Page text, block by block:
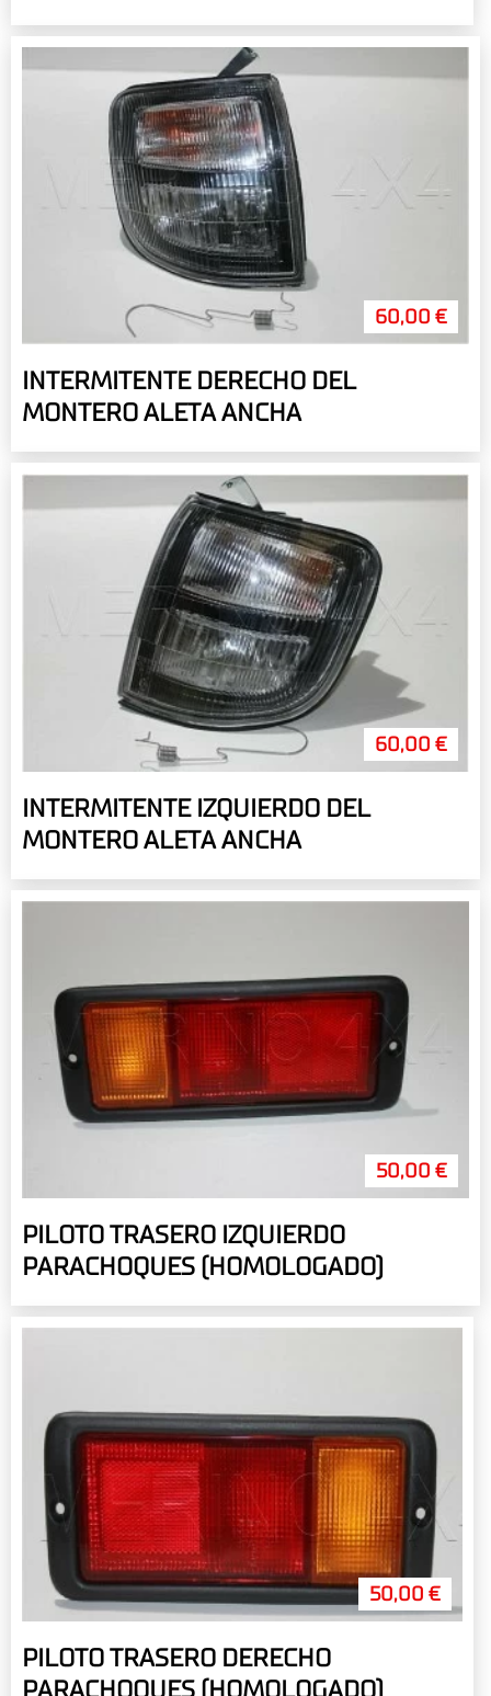
60,00 €
INTERMITENTE DERECHO DEL
MONTERO ALETA ANCHA
60,00 €
INTERMITENTE IZQUIERDO DEL
MONTERO ALETA ANCHA
50,00 €
PILOTO TRASERO IZQUIERDO
PARACHOQUES (HOMOLOGADO)
50,00 €
PILOTO TRASERO DERECHO
PARACHOQUES (HOMOLOGADO)